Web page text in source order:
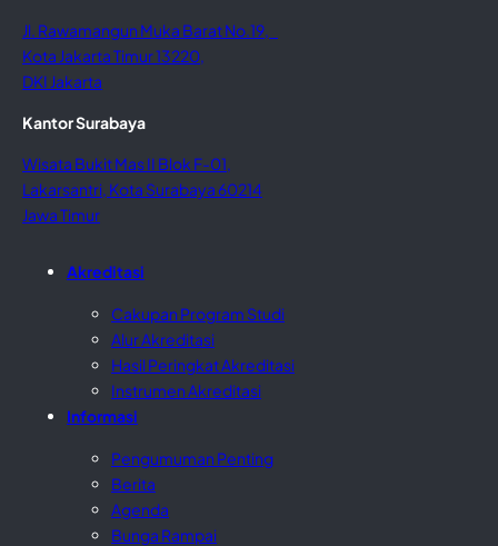
Jl. Rawamangun Muka Barat No.19,
Kota Jakarta Timur 13220,
DKI Jakarta
Kantor Surabaya
Wisata Bukit Mas II Blok F-01,
Lakarsantri, Kota Surabaya 60214
Jawa Timur
Akreditasi
Cakupan Program Studi
Alur Akreditasi
Hasil Peringkat Akreditasi
Instrumen Akreditasi
Informasi
Pengumuman Penting
Berita
Agenda
Bunga Rampai